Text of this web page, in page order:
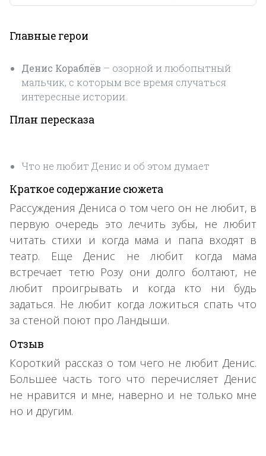
Главные герои
Денис Кораблёв – озорной и любопытный
мальчик, с которым все время случаться
интересные истории.
План пересказа
Что не любит Денис и об этом думает
Краткое содержание сюжета
Рассуждения Дениса о том чего он не любит, в
первую очередь это лечить зубы, не любит
читать стихи и когда мама и папа входят в
театр. Еще Денис не любит когда мама
встречает тетю Розу они долго болтают, не
любит проигрывать и когда кто ни будь
задаться. Не любит когда ложиться спать что
за стеной поют про Ландыши.
Отзыв
Короткий рассказ о том чего не любит Денис.
Большее часть того что перечисляет Денис
не нравится и мне, наверно и не только мне
но и другим.